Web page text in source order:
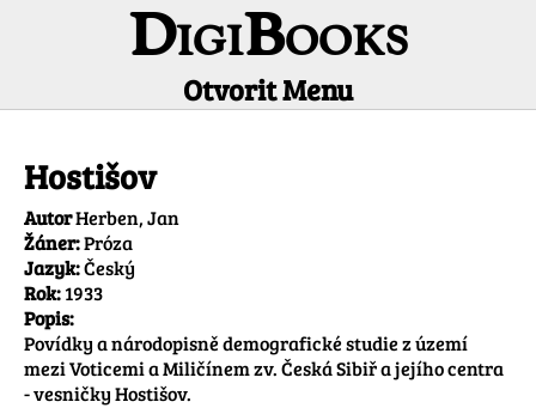
DigiBooks
Otvorit Menu
Hostišov
AutorHerben, Jan
Žáner:Próza
Jazyk:Český
Rok:1933
Popis:
Povídky a národopisně demografické studie z území
mezi Voticemi a Miličínem zv. Česká Sibiř a jejího centra
- vesničky Hostišov.